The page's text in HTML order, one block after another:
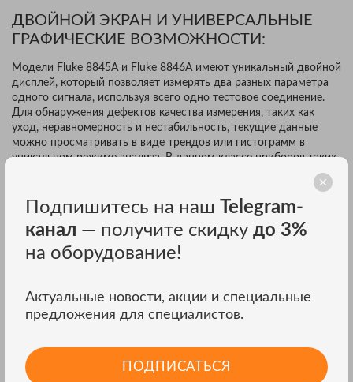
ДВОЙНОЙ ЭКРАН И УНИВЕРСАЛЬНЫЕ
ГРАФИЧЕСКИЕ ВОЗМОЖНОСТИ:
Модели Fluke 8845A и Fluke 8846A имеют уникальный двойной
дисплей, который позволяет измерять два разных параметра
одного сигнала, используя всего одно тестовое соединение.
Для обнаружения дефектов качества измерения, таких как
уход, неравномерность и нестабильность, текущие данные
можно просматривать в виде трендов или гистограмм в
уникальном режиме анализа. В данном классе приборов таких
графических возможностей нет ни у одного другого прибора.
ПРОВОДИТЕ 4-ПРОВОДНЫЕ ИЗМЕРЕНИЯ
С ИСПОЛЬЗОВАНИЕМ ВСЕГО 2 КАБЕЛЕЙ:
проводные измерения с использованием всего двух (а не
четырех) кабелей. Специальный аксессуар для
также удобство при использовании одной пары проводов.
Подпишитесь на наш Telegram-
канал — получите скидку до 3%
на оборудование!
Актуальные новости, акции и специальные
предложения для специалистов.
ПОДПИСАТЬСЯ